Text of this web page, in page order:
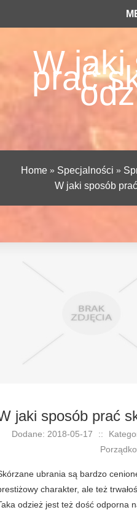
W jaki
prać
Home» Specjalności »
W jaki sposób
jaki sposób prać
Dodane: 2018-05-17 ::
ubrania są bardzo
charakter, ale też
odzież jest też dość odporna